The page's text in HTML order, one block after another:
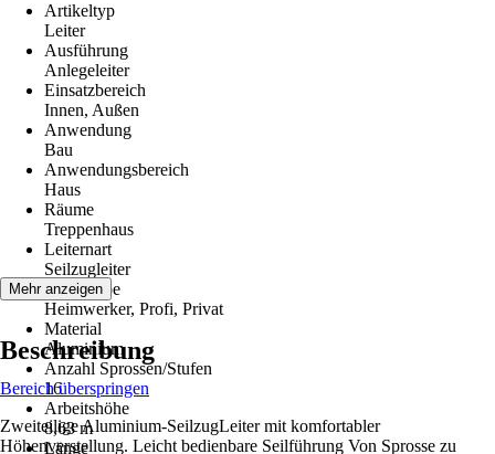
Artikeltyp
Leiter
Ausführung
Anlegeleiter
Einsatzbereich
Innen, Außen
Anwendung
Bau
Anwendungsbereich
Haus
Räume
Treppenhaus
Leiternart
Seilzugleiter
Zielgruppe
Heimwerker, Profi, Privat
Material
Aluminium
Anzahl Sprossen/Stufen
16
Arbeitshöhe
8,63 m
Länge
Mehr anzeigen
Beschreibung
Bereich überspringen
Zweiteilige Aluminium-SeilzugLeiter mit komfortabler
Höhenverstellung. Leicht bedienbare Seilführung Von Sprosse zu